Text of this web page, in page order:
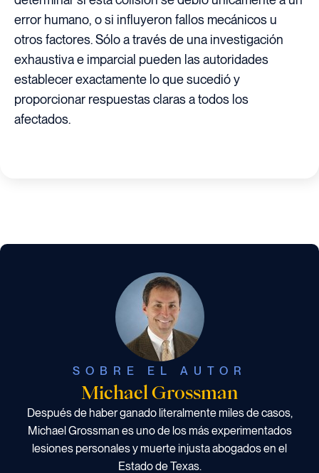
error humano, o si influyeron fallos mecánicos u
otros factores. Sólo a través de una investigación
exhaustiva e imparcial pueden las autoridades
establecer exactamente lo que sucedió y
proporcionar respuestas claras a todos los
afectados.
SOBRE EL AUTOR
Michael Grossman
Después de haber ganado literalmente miles de casos,
Michael Grossman es uno de los más experimentados
lesiones personales y muerte injusta abogados en el
Estado de Texas.